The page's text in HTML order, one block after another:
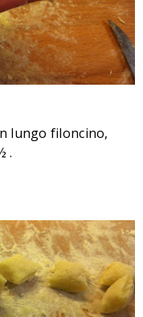
lungo filoncino,
.